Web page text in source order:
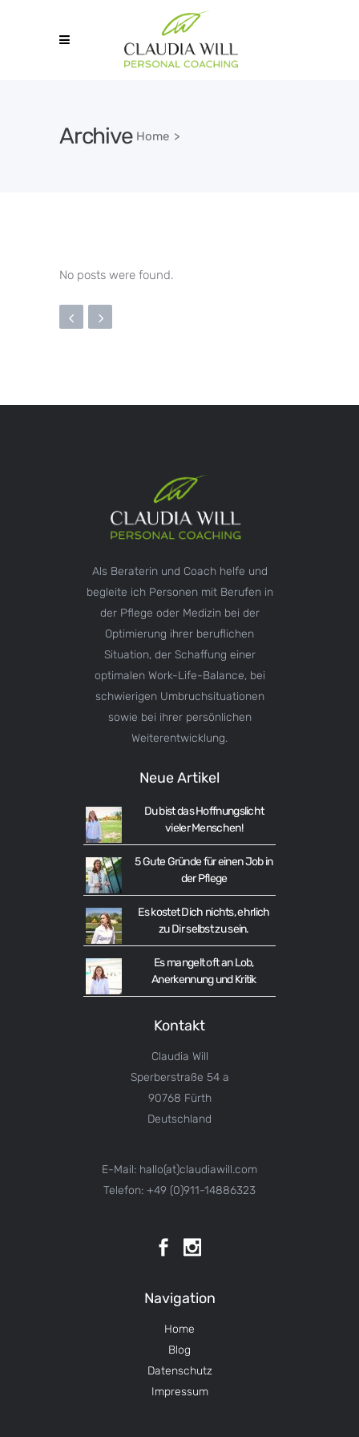
Archive Home >
No posts were found.
Als Beraterin und Coach helfe und
begleite ich Personen mit Berufen in
der Pflege oder Medizin bei der
Optimierung ihrer beruflichen
Situation, der Schaffung einer
optimalen Work-Life-Balance, bei
schwierigen Umbruchsituationen
sowie bei ihrer persönlichen
Weiterentwicklung.
Neue Artikel
Du bist das Hoffnungslicht
vieler Menschen!
5 Gute Gründe für einen Job in
der Pflege
Es kostet Dich nichts, ehrlich
zu Dir selbst zu sein.
Es mangelt oft an Lob,
Anerkennung und Kritik
Kontakt
Claudia Will
Sperberstraße 54 a
90768 Fürth
Deutschland
E-Mail: hallo(at)claudiawill.com
Telefon: +49 (0)911-14886323
Navigation
Home
Blog
Datenschutz
Impressum